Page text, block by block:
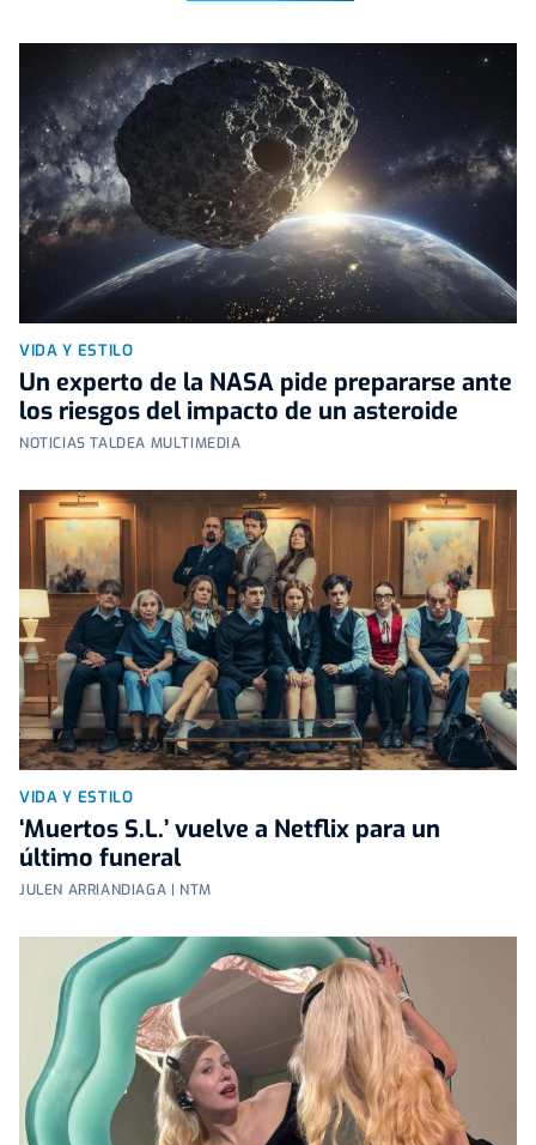
VIDA Y ESTILO
Un experto de la NASA pide prepararse ante
los riesgos del impacto de un asteroide
NOTICIAS TALDEA MULTIMEDIA
VIDA Y ESTILO
‘Muertos S.L.’ vuelve a Netflix para un
último funeral
JULEN ARRIANDIAGA | NTM